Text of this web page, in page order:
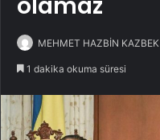
olamaz
MEHMET HAZBİN KAZBEK
1 dakika okuma süresi